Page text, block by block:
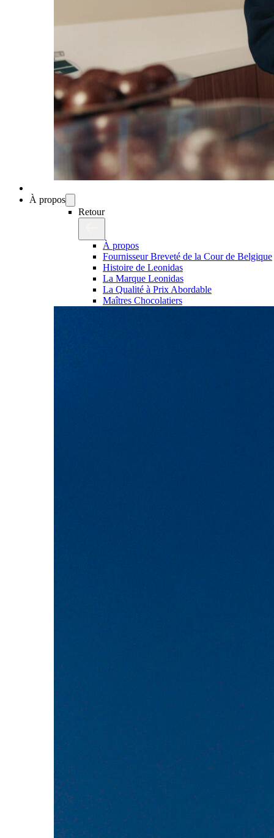
À propos
Retour
À propos
Fournisseur Breveté de la Cour de Belgique
Histoire de Leonidas
La Marque Leonidas
La Qualité à Prix Abordable
Maîtres Chocolatiers